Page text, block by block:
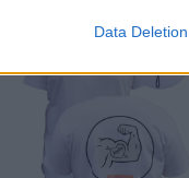
Data Deletion